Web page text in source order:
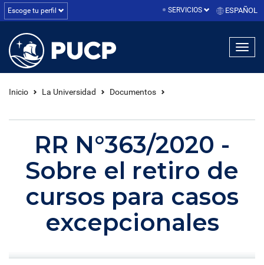
Escoge tu perfil SERVICIOS ESPAÑOL
Inicio La Universidad Documentos
RR N°363/2020 -
Sobre el retiro de
cursos para casos
excepcionales